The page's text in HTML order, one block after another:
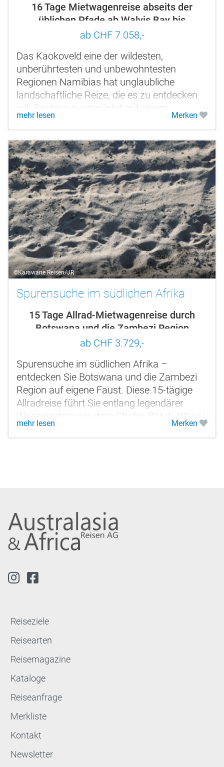
16 Tage Mietwagenreise abseits der
üblichen Pfade ab Walvis Bay bis
Windhoek
ab CHF 7.058,-
Das Kaokoveld eine der wildesten,
unberührtesten und unbewohntesten
Regionen Namibias hat unglaubliche
landschaftliche Reize, die es zu entdecken
gilt. Bestens ausgerüstet mit einem
Allradfahrzeug starten Sie von Walvis Bay
mit einem...
mehr lesen Merken
©Karawane Reisen/JR
Spurensuche im südlichen Afrika
15 Tage Allrad-Mietwagenreise durch
Botswana und die Zambezi Region
ab CHF 3.729,-
Spurensuche im südlichen Afrika –
entdecken Sie Botswana und die Zambezi
Region auf eigene Faust. Diese 15-tägige
Allradreise führt Sie entlang legendärer
Wasseradern wie dem Chobe, Boteti, Khwai
und Okavango durch eine der...
mehr lesen Merken
Reiseziele
Reisearten
Reisemagazine
Kataloge
Reiseanfrage
Merkliste
Kontakt
Newsletter